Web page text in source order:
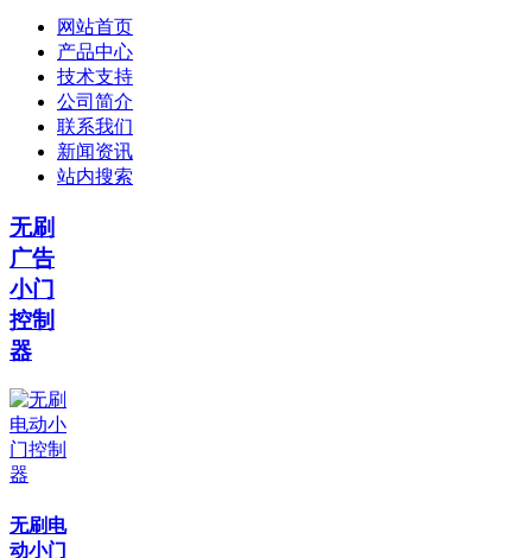
网站首页
产品中心
技术支持
公司简介
联系我们
新闻资讯
站内搜索
无刷
广告
小门
控制
器
无刷电
动小门